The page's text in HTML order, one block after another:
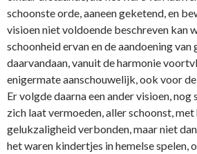
schoonste orde, aaneen geketend, en
visioen niet voldoende beschreven kan
schoonheid ervan en de aandoening van
daarvandaan, vanuit de harmonie
enigermate aanschouwelijk, ook voor
Er volgde daarna een ander visioen, nog
zich laat vermoeden, aller schoonst, met
gelukzaligheid verbonden, maar niet
het waren kindertjes in hemelse spelen,